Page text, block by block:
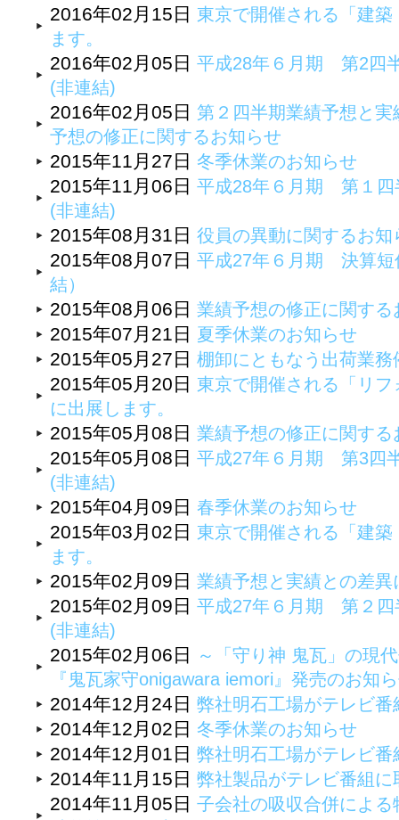
2016年02月15日 東京で開催される「建
ます。
2016年02月05日 平成28年６月期 第2四
(非連結)
2016年02月05日 第２四半期業績予想と
予想の修正に関するお知らせ
2015年11月27日 冬季休業のお知らせ
2015年11月06日 平成28年６月期 第１
(非連結)
2015年08月31日 役員の異動に関するお知
2015年08月07日 平成27年６月期 決算短
結）
2015年08月06日 業績予想の修正に関する
2015年07月21日 夏季休業のお知らせ
2015年05月27日 棚卸にともなう出荷業務
2015年05月20日 東京で開催される「リ
に出展します。
2015年05月08日 業績予想の修正に関する
2015年05月08日 平成27年６月期 第3四
(非連結)
2015年04月09日 春季休業のお知らせ
2015年03月02日 東京で開催される「建
ます。
2015年02月09日 業績予想と実績との差
2015年02月09日 平成27年６月期 第２
(非連結)
2015年02月06日
～「守り神 鬼瓦」の現
『鬼瓦家守onigawara iemori』発売のお知
2014年12月24日 弊社明石工場がテレビ
2014年12月02日 冬季休業のお知らせ
2014年12月01日 弊社明石工場がテレビ
2014年11月15日 弊社製品がテレビ番組
2014年11月05日 子会社の吸収合併によ